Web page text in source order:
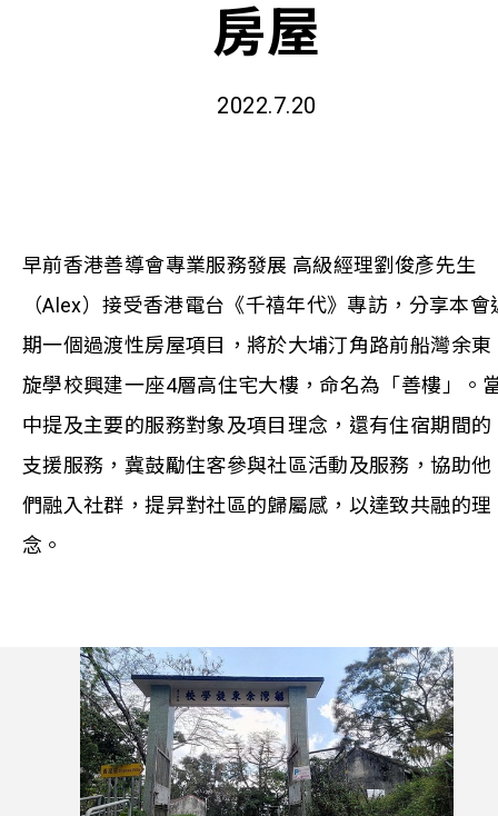
房屋
2022.7.20
早前香港善導會專業服務發展 高級經理劉俊彥先生
（Alex）接受香港電台《千禧年代》專訪，分享本會
期一個過渡性房屋項目，將於大埔汀角路前船灣余東
旋學校興建一座4層高住宅大樓，命名為「善樓」。
中提及主要的服務對象及項目理念，還有住宿期間的
支援服務，冀鼓勵住客參與社區活動及服務，協助他
們融入社群，提昇對社區的歸屬感，以達致共融的理
念。